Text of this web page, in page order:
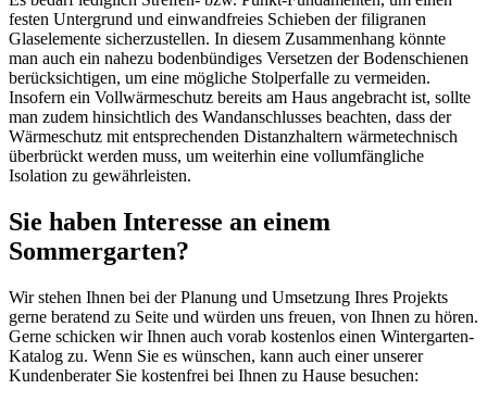
festen Untergrund und einwandfreies Schieben der filigranen
Glaselemente sicherzustellen. In diesem Zusammenhang könnte
man auch ein nahezu bodenbündiges Versetzen der Bodenschienen
berücksichtigen, um eine mögliche Stolperfalle zu vermeiden.
Insofern ein Vollwärmeschutz bereits am Haus angebracht ist, sollte
man zudem hinsichtlich des Wandanschlusses beachten, dass der
Wärmeschutz mit entsprechenden Distanzhaltern wärmetechnisch
überbrückt werden muss, um weiterhin eine vollumfängliche
Isolation zu gewährleisten.
Sie haben Interesse an einem
Sommergarten?
Wir stehen Ihnen bei der Planung und Umsetzung Ihres Projekts
gerne beratend zu Seite und würden uns freuen, von Ihnen zu hören.
Gerne schicken wir Ihnen auch vorab kostenlos einen Wintergarten-
Katalog zu. Wenn Sie es wünschen, kann auch einer unserer
Kundenberater Sie kostenfrei bei Ihnen zu Hause besuchen: